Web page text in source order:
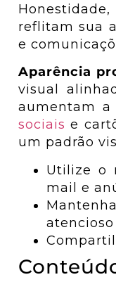
reflitam sua
e
Aparência
visual
aumentam
sociais e
um padrão
Utilize o
mail e